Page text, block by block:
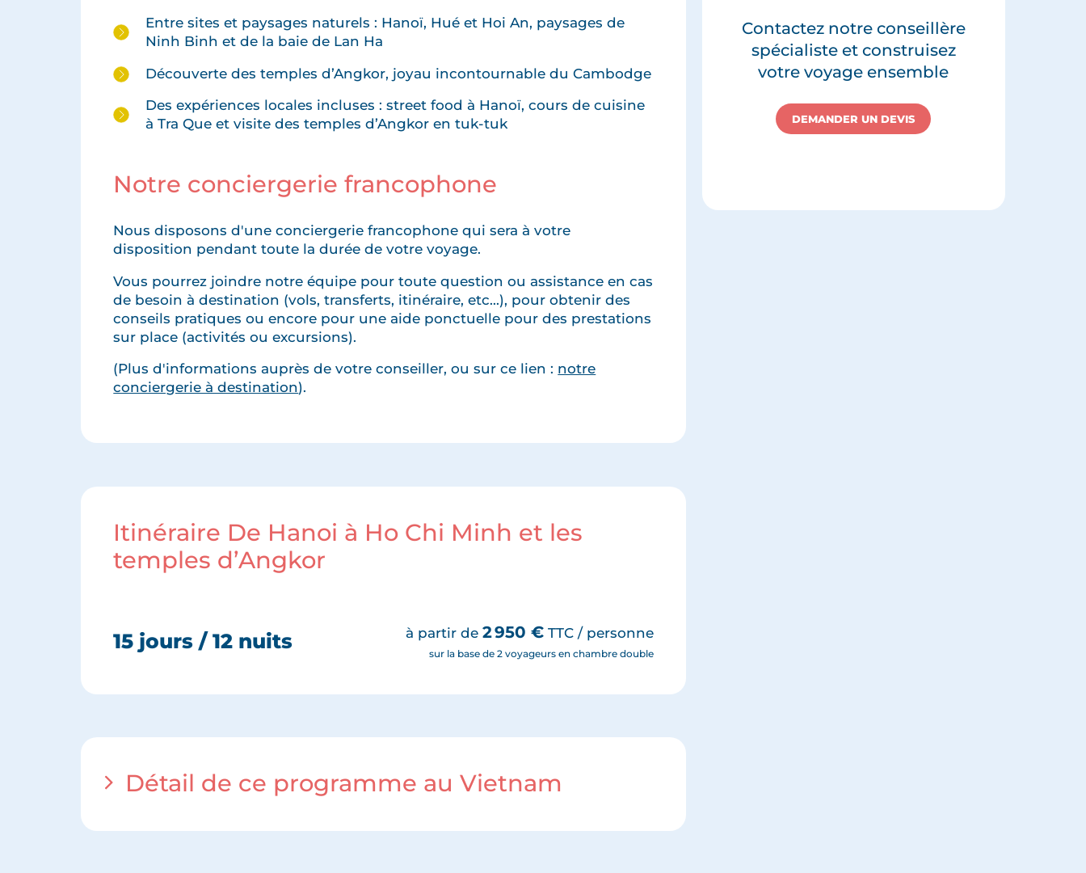
Entre sites et paysages naturels : Hanoï, Hué et Hoi An, paysages de
Ninh Binh et de la baie de Lan Ha
Découverte des temples d’Angkor, joyau incontournable du Cambodge
Des expériences locales incluses : street food à Hanoï, cours de cuisine
à Tra Que et visite des temples d’Angkor en tuk-tuk
Notre conciergerie francophone
Nous disposons d'une conciergerie francophone qui sera à votre
disposition pendant toute la durée de votre voyage.
Vous pourrez joindre notre équipe pour toute question ou assistance en cas
de besoin à destination (vols, transferts, itinéraire, etc...), pour obtenir des
conseils pratiques ou encore pour une aide ponctuelle pour des prestations
sur place (activités ou excursions).
(Plus d'informations auprès de votre conseiller, ou sur ce lien : notre
conciergerie à destination).
Itinéraire De Hanoi à Ho Chi Minh et les
temples d’Angkor
15 jours / 12 nuits à partir de2 950€ TTC / personne
sur la base de 2 voyageurs en chambre double
Détail de ce programme au Vietnam
Contactez notre conseillère
spécialiste et construisez
votre voyage ensemble
DEMANDER UN DEVIS